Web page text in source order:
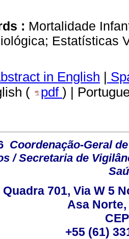
: Mortalidade
Estatísticas
in English
( pdf ) |
Coordenação-Geral
/ Secretaria de
Quadra 701, Via W 5
Asa
+55 (61)